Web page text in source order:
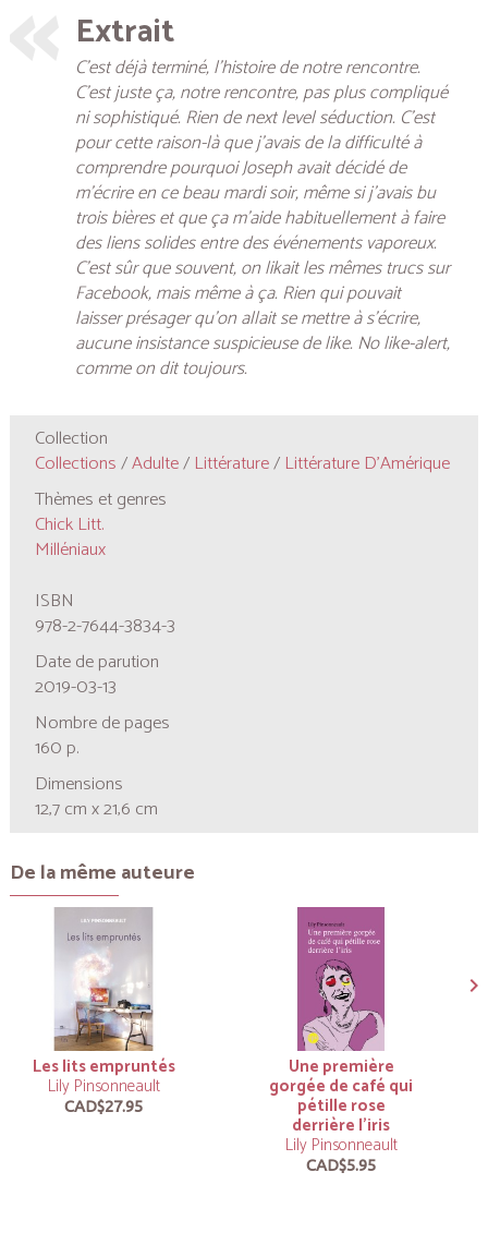
Extrait
C’est déjà terminé, l’histoire de notre rencontre.
C’est juste ça, notre rencontre, pas plus compliqué
ni sophistiqué. Rien de next level séduction. C’est
pour cette raison-là que j’avais de la difficulté à
comprendre pourquoi Joseph avait décidé de
m’écrire en ce beau mardi soir, même si j’avais bu
trois bières et que ça m’aide habituellement à faire
des liens solides entre des événements vaporeux.
C’est sûr que souvent, on likait les mêmes trucs sur
Facebook, mais même à ça. Rien qui pouvait
laisser présager qu’on allait se mettre à s’écrire,
aucune insistance suspicieuse de like. No like-alert,
comme on dit toujours.
Collection
Collections/Adulte/ Littérature/ Littérature D'Amérique
Thèmes et genres
Chick Litt.
Milléniaux
ISBN
978-2-7644-3834-3
Date de parution
2019-03-13
Nombre de pages
160 p.
Dimensions
12,7 cm x 21,6 cm
De la même auteure
Les lits empruntés
Lily Pinsonneault
CAD$27.95
Une première
gorgée de café qui
pétille rose
derrière l'iris
Lily Pinsonneault
CAD$5.95